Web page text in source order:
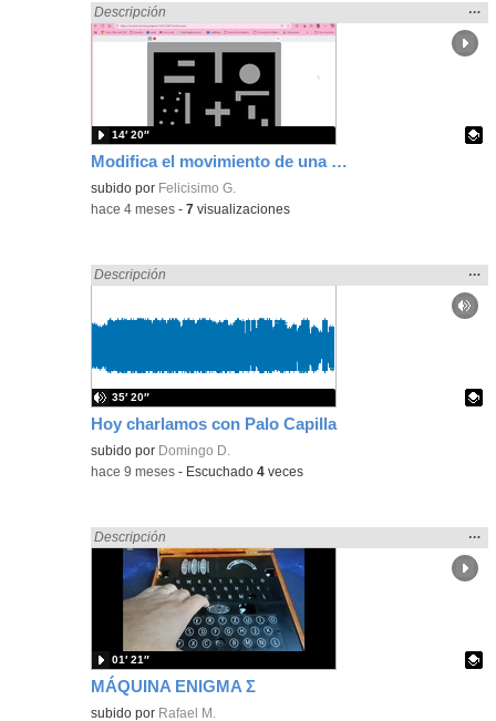
Modifica el movimiento de una nave programando con Scratch, utilizando el seno y el coseno para que sea muy realista
Encontrado «realista» en:
Descripción
la
…
Contenido educativo.
subido por Felicisimo G.
14′ 20″
-hace 4 meses -7 visualizaciones
Hoy charlamos con Palo Capilla
Encontrado «realista» en:
Descripción
la
…
Contenido educativo.
subido por Domingo D.
35′ 20″
-hace 9 meses - Escuchado4 veces
MÁQUINA ENIGMA Σ
Encontrado «realista» en:
Descripción
la
…
Contenido educativo.
subido por Rafael M.
01′ 21″